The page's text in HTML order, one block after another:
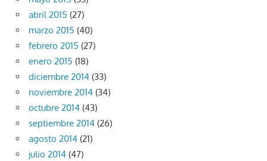
abril 2015 (27)
marzo 2015 (40)
febrero 2015 (27)
enero 2015 (18)
diciembre 2014 (33)
noviembre 2014 (34)
octubre 2014 (43)
septiembre 2014 (26)
agosto 2014 (21)
julio 2014 (47)